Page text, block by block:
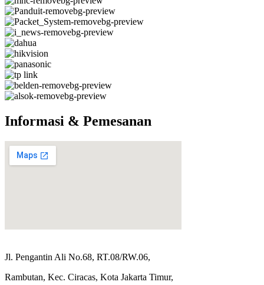
Informasi & Pemesanan
Jl. Pengantin Ali No.68, RT.08/RW.06,
Rambutan, Kec. Ciracas, Kota Jakarta Timur,